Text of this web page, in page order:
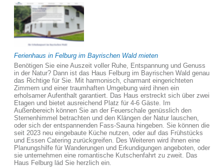
Ferienhaus in Felburg im Bayrischen Wald mieten
Benötigen Sie eine Auszeit voller Ruhe, Entspannung und Genuss
in der Natur? Dann ist das Haus Felburg im Bayrischen Wald genau
das Richtige für Sie. Mit harmonisch, charmant eingerichteten
Zimmern und einer traumhaften Umgebung wird ihnen ein
erholsamer Aufenthalt garantiert. Das Haus erstreckt sich über zwei
Etagen und bietet ausreichend Platz für 4-6 Gäste. Im
Außenbereich können Sie an der Feuerschale genüsslich den
Sternenhimmel betrachten und den Klängen der Natur lauschen,
oder sich der entspannenden Fass-Sauna hingeben. Sie können die
seit 2023 neu eingebaute Küche nutzen, oder auf das Frühstücks
und Essen Catering zurückgreifen. Des Weiteren wird ihnen eine
Planungshilfe für Wanderungen und Erkundigungen angeboten, oder
sie unternehmen eine romantische Kutschenfahrt zu zweit. Das
Haus Felburg läd Sie herzlich ein.